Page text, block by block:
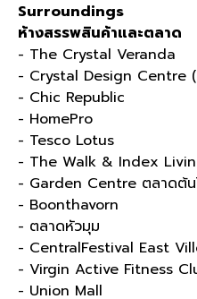
Surroundings
ห้างสรรพสินค้าและตลาด
- The Crystal Veranda
- Crystal Design Centre
- Chic Republic
- HomePro
- Tesco Lotus
- The Walk & Index
- Garden Centre ตลาดต้
- Boonthavorn
- ตลาดหัวมุม
- CentralFestival East
- Virgin Active Fitness
- Union Mall